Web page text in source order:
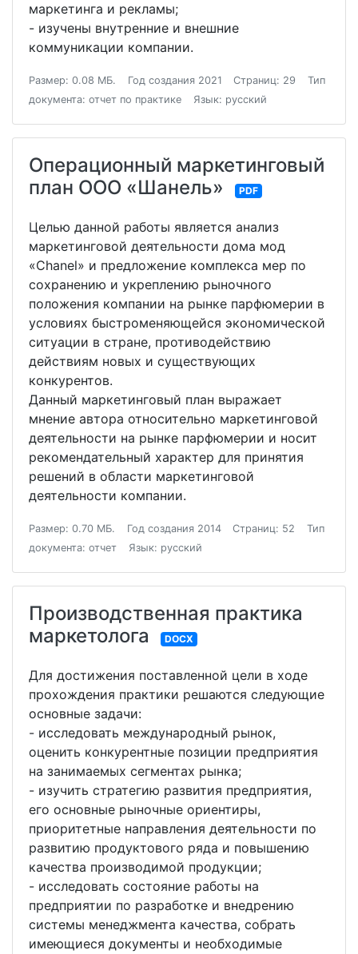
маркетинга и рекламы;
- изучены внутренние и внешние
коммуникации компании.
Размер: 0.08 МБ. Год создания 2021 Страниц: 29
Тип
документа: отчет по практике
Язык: русский
Операционный маркетинговый
план ОOO «Шанель»
PDF
Целью данной работы является анализ
маркетинговой деятельности дома мод
«Chanel» и предложение комплекса мер по
сохранению и укреплению рыночного
положения компании на рынке парфюмерии в
условиях быстроменяющейся экономической
ситуации в стране, противодействию
действиям новых и существующих
конкурентов.
Данный маркетинговый план выражает
мнение автора относительно маркетинговой
деятельности на рынке парфюмерии и носит
рекомендательный характер для принятия
решений в области маркетинговой
деятельности компании.
Размер: 0.70 МБ. Год создания 2014 Страниц: 52
Тип
документа: отчет
Язык: русский
Производственная практика
маркетолога
DOCX
Для достижения поставленной цели в ходе
прохождения практики решаются следующие
основные задачи:
- исследовать международный рынок,
оценить конкурентные позиции предприятия
на занимаемых сегментах рынка;
- изучить стратегию развития предприятия,
его основные рыночные ориентиры,
приоритетные направления деятельности по
развитию продуктового ряда и повышению
качества производимой продукции;
- исследовать состояние работы на
предприятии по разработке и внедрению
системы менеджмента качества, собрать
имеющиеся документы и необходимые